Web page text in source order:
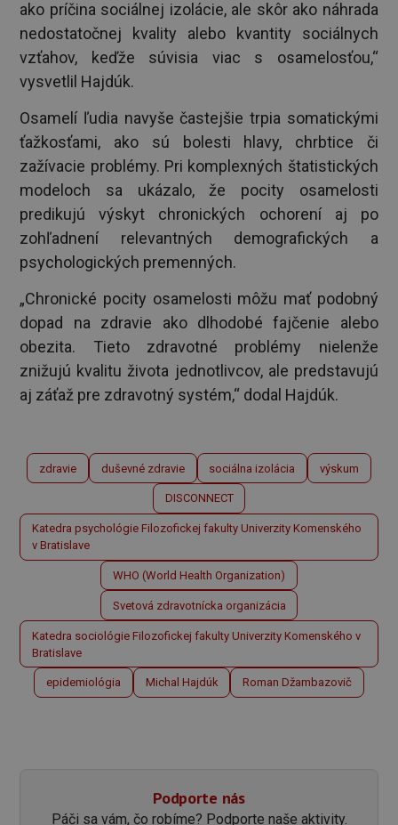
ako príčina sociálnej izolácie, ale skôr ako náhrada
nedostatočnej kvality alebo kvantity sociálnych
vzťahov, keďže súvisia viac s osamelosťou,“
vysvetlil Hajdúk.
Osamelí ľudia navyše častejšie trpia somatickými
ťažkosťami, ako sú bolesti hlavy, chrbtice či
zažívacie problémy. Pri komplexných štatistických
modeloch sa ukázalo, že pocity osamelosti
predikujú výskyt chronických ochorení aj po
zohľadnení relevantných demografických a
psychologických premenných.
„Chronické pocity osamelosti môžu mať podobný
dopad na zdravie ako dlhodobé fajčenie alebo
obezita. Tieto zdravotné problémy nielenže
znižujú kvalitu života jednotlivcov, ale predstavujú
aj záťaž pre zdravotný systém,“ dodal Hajdúk.
zdravie duševné zdravie sociálna izolácia výskum
DISCONNECT
Katedra psychológie Filozofickej fakulty Univerzity Komenského
v Bratislave
WHO (World Health Organization)
Svetová zdravotnícka organizácia
Katedra sociológie Filozofickej fakulty Univerzity Komenského v
Bratislave
epidemiológia Michal Hajdúk Roman Džambazovič
Podporte nás
Páči sa vám, čo robíme? Podporte naše aktivity.